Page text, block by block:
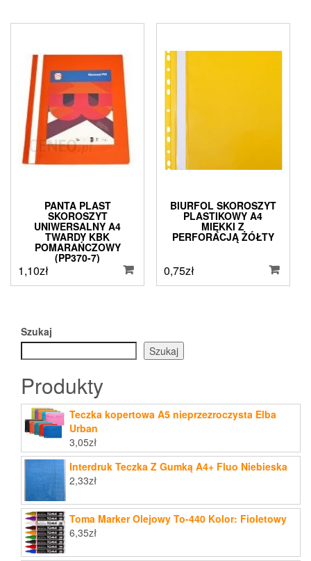
PANTA PLAST
SKOROSZYT
UNIWERSALNY A4
TWARDY KBK
POMARAŃCZOWY
(PP370-7)
1,10zł
BIURFOL SKOROSZYT
PLASTIKOWY A4
MIĘKKI Z
PERFORACJĄ ŻÓŁTY
0,75zł
Szukaj
Szukaj
Produkty
Teczka kopertowa A5 nieprzezroczysta Elba
Urban
3,05zł
Interdruk Teczka Z Gumką A4+ Fluo Niebieska
2,33zł
Toma Marker Olejowy To-440 Kolor: Fioletowy
6,35zł